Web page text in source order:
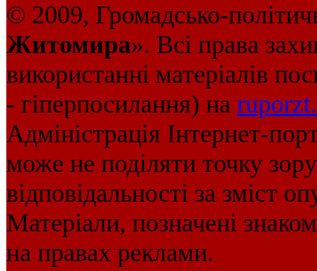
© 2009, Громадсько-
Житомира». Всі права
використанні матеріалів
- гіперпосилання) на
Адміністрація Інтернет-
може не поділяти точку
відповідальності за зміст
Матеріали, позначені
на правах реклами.